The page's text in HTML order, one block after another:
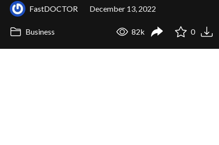
FastDOCTOR December 13, 2022
Business 82k 0